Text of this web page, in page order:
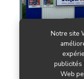
Notre site
publicités
Web
Screwfix